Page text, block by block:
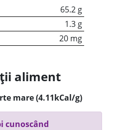
65.2 g
1.3 g
20 mg
aliment
mare (4.11kCal/g)
cunoscând